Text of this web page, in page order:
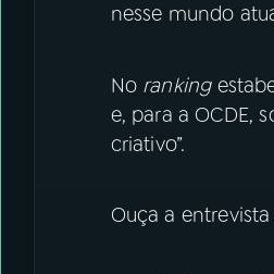
nesse mundo
No ranking
e, para a OCDE,
criativo”.
Ouça a